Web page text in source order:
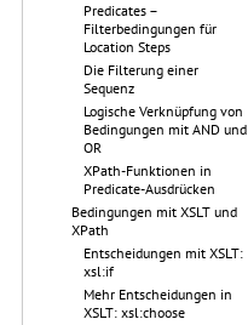
Predicates –
Filterbedingungen für
Location Steps
Die Filterung einer
Sequenz
Logische Verknüpfung von
Bedingungen mit AND und
OR
XPath-Funktionen in
Predicate-Ausdrücken
Bedingungen mit XSLT und
XPath
Entscheidungen mit XSLT:
xsl:if
Mehr Entscheidungen in
XSLT: xsl:choose